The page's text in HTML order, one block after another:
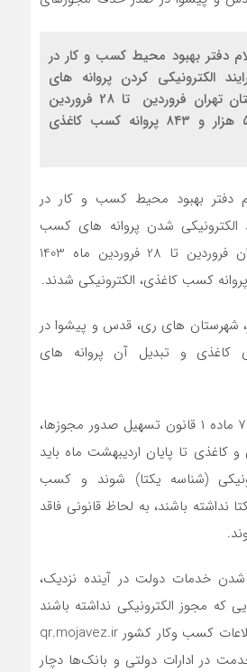
دفتر بهبود محیط کسب و کار در
الکترونیکی کردن پروانه های
کسب کاغذی در استان تهران فروردین تا 28 فروردین
ماه 1403 تعداد ۵۷ هزار و ۸۴۳ پروانه کسب کاغذی
دفتر بهبود محیط کسب و کار در
الکترونیکی شدن پروانه های کسب
کاغذی در استان تهران فروردین تا 28 فروردین ماه 1403
شهرستان های ری، قدس و پیشوا در
و تبدیل آن پروانه های
بر اساس حکم تبصره ۷ ماده ۱ قانون تسهیل صدور مجوزها،
تا پایان اردیبهشت ماه باید
(شناسه‌ یکتا) شوند و کسب
نداشته باشند، به لحاظ قانونی فاقد
خدمات دولت در آینده نزدیک،
که مجوز الکترونیکی نداشته باشند
و نام‎شان در بانک اطلاعات کسب وکار کشور qr.mojavez.ir
در ادارات دولتی و بانک‌ها دچار